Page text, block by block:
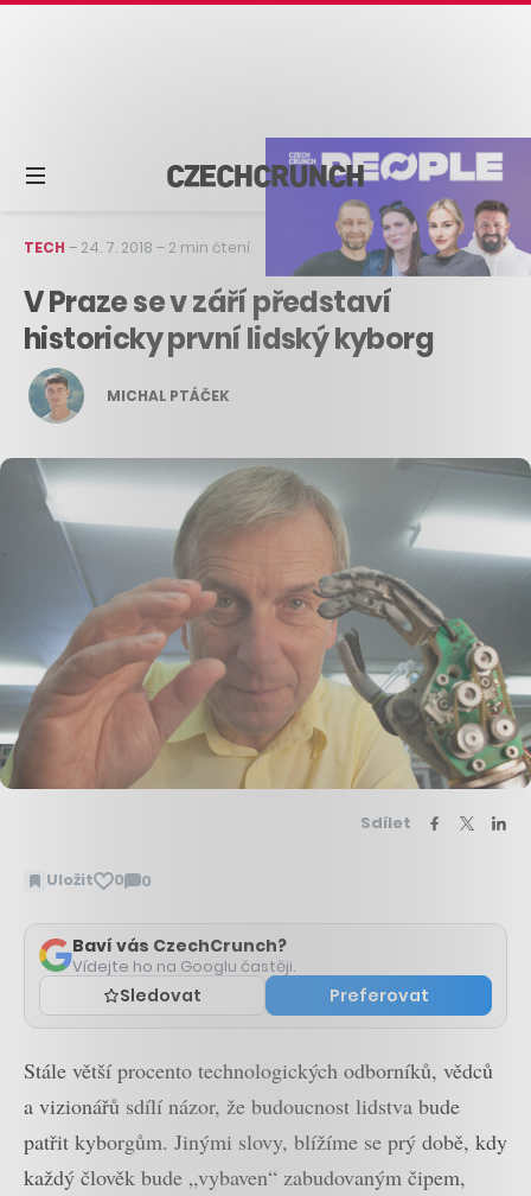
TECH – 24. 7. 2018 – 2 min čtení
V Praze se v září představí
historicky první lidský kyborg
MICHAL PTÁČEK
Sdílet
Uložit 0 0
Zobrazit
Baví vás CzechCrunch?
Vídejte ho na Googlu častěji.
Sledovat Preferovat
Stále větší procento technologických odborníků, vědců
a vizionářů sdílí názor, že budoucnost lidstva bude
patřit kyborgům. Jinými slovy, blížíme se prý době, kdy
každý člověk bude „vybaven“ zabudovaným čipem,